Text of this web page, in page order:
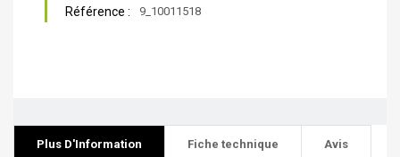
Référence : 9_10011518
Plus D'Information Fiche technique Avis